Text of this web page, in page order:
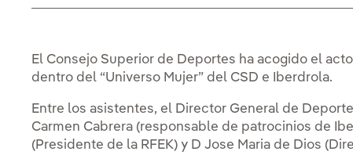
El Consejo Superior de Deportes ha acogido el
dentro del “Universo Mujer” del CSD e Iberdrola.
Entre los asistentes, el Director General de
Carmen Cabrera (responsable de patrocinios de
(Presidente de la RFEK) y D Jose Maria de Dios